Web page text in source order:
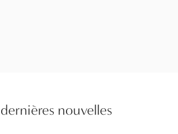
nouvelles